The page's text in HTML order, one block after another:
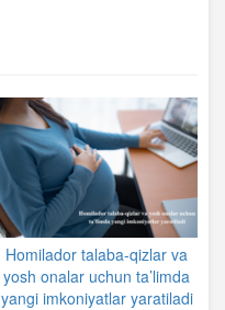
Homilador talaba-qizlar va
yosh onalar uchun ta’limda
yangi imkoniyatlar yaratiladi